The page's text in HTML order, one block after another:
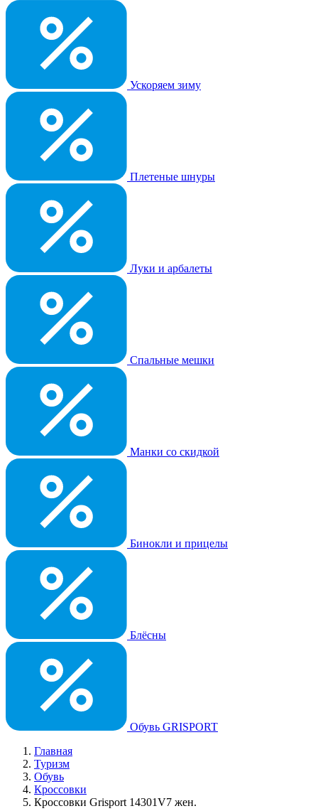
Ускоряем зиму
Плетеные шнуры
Луки и арбалеты
Спальные мешки
Манки со скидкой
Бинокли и прицелы
Блёсны
Обувь GRISPORT
Главная
Туризм
Обувь
Кроссовки
Кроссовки Grisport 14301V7 жен.